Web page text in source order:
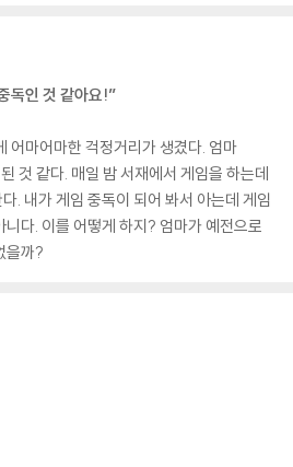
독인 것 같아요!”
어마어마한 걱정거리가 생겼다. 엄마
것 같다. 매일 밤 서재에서 게임을 하는데
. 내가 게임 중독이 되어 봐서 아는데 게임
다. 이를 어떻게 하지? 엄마가 예전으로
을까?